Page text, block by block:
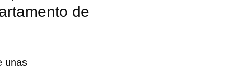
de
unas